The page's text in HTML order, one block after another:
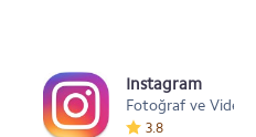
Instagram
Fotoğraf ve Video
3.8